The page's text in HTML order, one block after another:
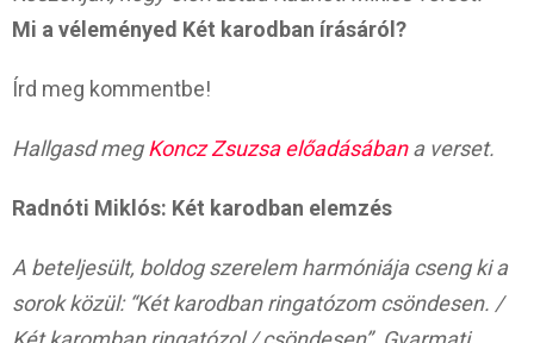
Mi a véleményed Két karodban írásáról?
Írd meg kommentbe!
Hallgasd megKoncz Zsuzsa előadásábana verset.
Radnóti Miklós: Két karodban elemzés
A beteljesült, boldog szerelem harmóniája cseng ki a
sorok közül: “Két karodban ringatózom csöndesen. /